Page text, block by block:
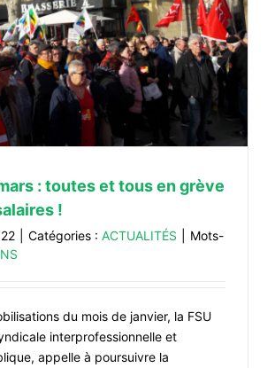
: toutes et tous en grève
!
Catégories : ACTUALITÉS
Mots-
du mois de janvier, la FSU
interprofessionnelle et
appelle à poursuivre la